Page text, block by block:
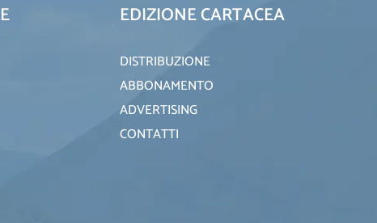
EDIZIONE CARTACEA
DISTRIBUZIONE
ABBONAMENTO
ADVERTISING
CONTATTI